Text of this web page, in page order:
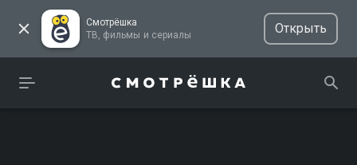
Смотрёшка
ТВ, фильмы и сериалы
Открыть